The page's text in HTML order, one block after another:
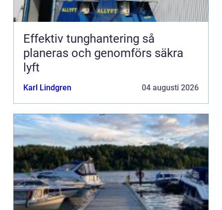
Effektiv tunghantering så
planeras och genomförs säkra
lyft
Karl Lindgren 04 augusti 2026